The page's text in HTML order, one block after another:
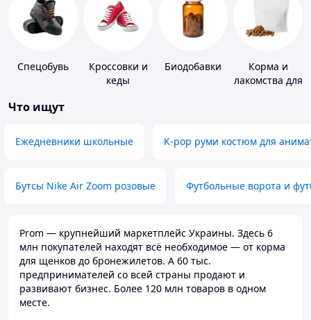
Спецобувь
Кроссовки и
кеды
Биодобавки
Корма и
лакомства для
Что ищут
Ежедневники школьные K-pop руми костюм для
Бутсы Nike Air Zoom розовые Футбольные ворота и
Prom — крупнейший маркетплейс Украины. Здесь 6
млн покупателей находят всё необходимое — от корма
для щенков до бронежилетов. А 60 тыс.
предпринимателей со всей страны продают и
развивают бизнес. Более 120 млн товаров в одном
месте.